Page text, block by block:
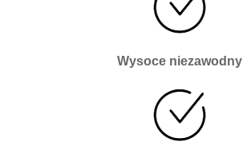
Wysoce niezawodny